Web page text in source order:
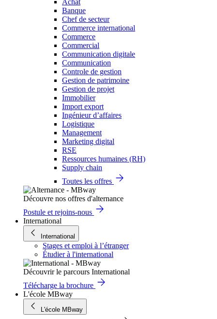
Achat
Banque
Chef de secteur
Commerce international
Commerce
Commercial
Communication digitale
Communication
Controle de gestion
Gestion de patrimoine
Gestion de projet
Immobilier
Import export
Ingénieur d’affaires
Logistique
Management
Marketing digital
RSE
Ressources humaines (RH)
Supply chain
Toutes les offres
Découvre nos offres d'alternance
Postule et rejoins-nous
International
International
Stages et emploi à l’étranger
Étudier à l'international
Découvrir le parcours International
Télécharge la brochure
L'école MBway
L'école MBway